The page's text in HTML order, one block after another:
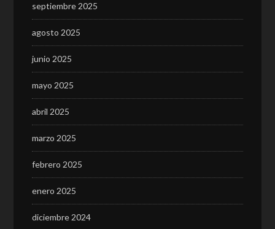
septiembre 2025
agosto 2025
junio 2025
mayo 2025
abril 2025
marzo 2025
febrero 2025
enero 2025
diciembre 2024